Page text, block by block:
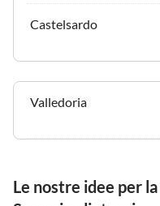
Castelsardo
Valledoria
Le nostre idee per